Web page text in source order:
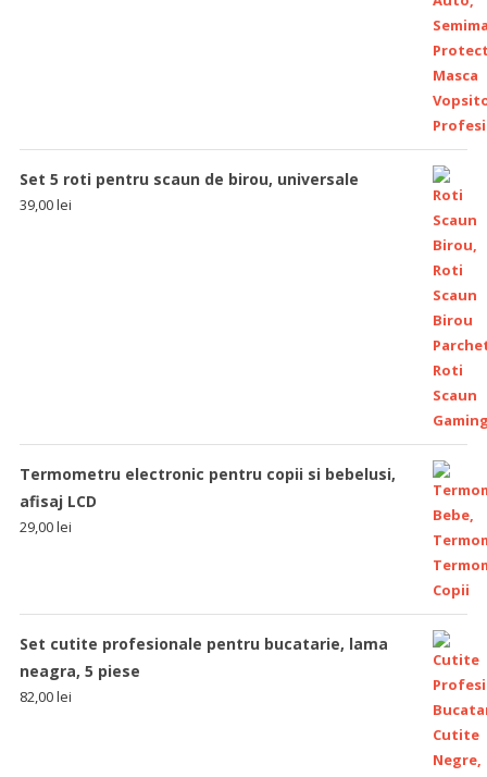
Set 5 roti pentru scaun de birou, universale
39,00lei
Termometru electronic pentru copii si bebelusi,
afisaj LCD
29,00lei
Set cutite profesionale pentru bucatarie, lama
neagra, 5 piese
82,00lei